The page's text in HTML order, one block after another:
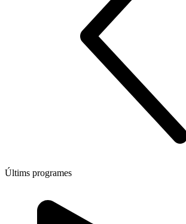
Últims programes